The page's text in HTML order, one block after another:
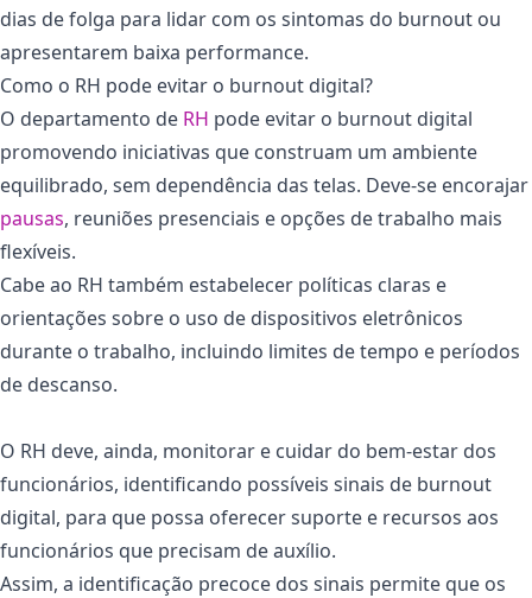
dias de folga para lidar com os sintomas do burnout ou
apresentarem baixa performance.
Como o RH pode evitar o burnout digital?
O departamento de RH pode evitar o burnout digital
promovendo iniciativas que construam um ambiente
equilibrado, sem dependência das telas. Deve-se encorajar
pausas, reuniões presenciais e opções de trabalho mais
flexíveis.
Cabe ao RH também estabelecer políticas claras e
orientações sobre o uso de dispositivos eletrônicos
durante o trabalho, incluindo limites de tempo e períodos
de descanso.
O RH deve, ainda, monitorar e cuidar do bem-estar dos
funcionários, identificando possíveis sinais de burnout
digital, para que possa oferecer suporte e recursos aos
funcionários que precisam de auxílio.
Assim, a identificação precoce dos sinais permite que os